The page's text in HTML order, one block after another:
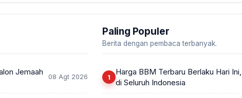
Jemaah
08 Agt 2026
Paling Populer
Berita dengan pembaca terbanyak.
Harga BBM Terbaru Berlaku Hari
di Seluruh Indonesia